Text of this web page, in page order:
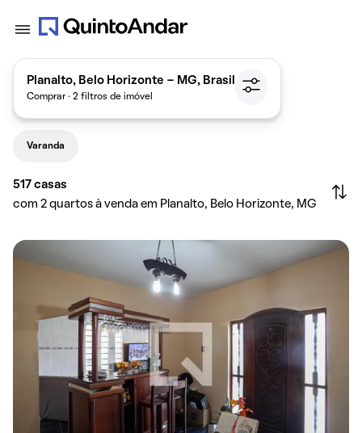
Planalto, Belo Horizonte - MG, Brasil
Comprar · 2 filtros de imóvel
Varanda
517 casas
com 2 quartos à venda em Planalto, Belo Horizonte, MG